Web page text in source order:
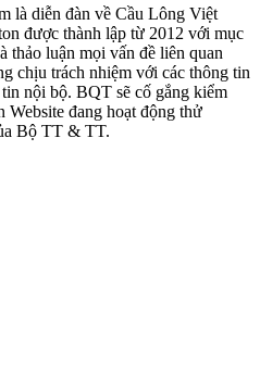
là diễn đàn về Cầu Lông Việt
được thành lập từ 2012 với mục
thảo luận mọi vấn đề liên quan
chịu trách nhiệm với các thông tin
nội bộ. BQT sẽ cố gắng kiểm
Website đang hoạt động thử
Bộ TT & TT.